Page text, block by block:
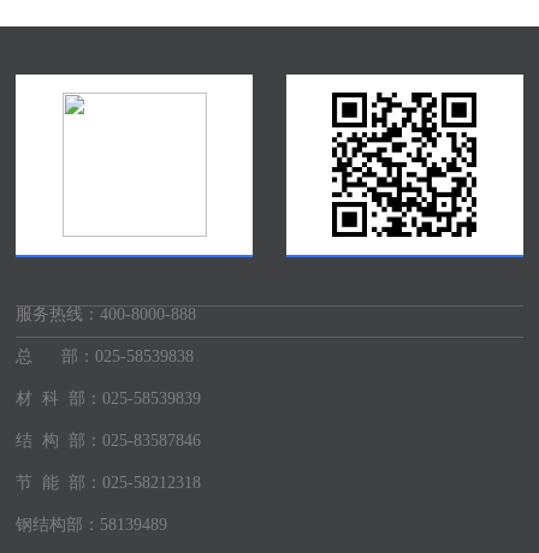
服务热线：400-8000-888
总 部：025-58539838
材 科 部：025-58539839
结 构 部：025-83587846
节 能 部：025-58212318
钢结构部：58139489